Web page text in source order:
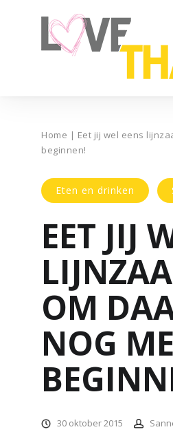
Home | Eet jij wel eens
beginnen!
Eten en drinken
EET JIJ
OM
NOG
30 oktober 2015